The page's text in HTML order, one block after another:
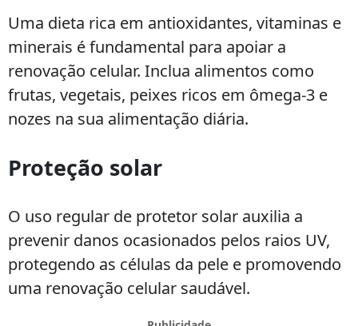
Uma dieta rica em antioxidantes, vitaminas e
minerais é fundamental para apoiar a
renovação celular. Inclua alimentos como
frutas, vegetais, peixes ricos em ômega-3 e
nozes na sua alimentação diária.
Proteção solar
O uso regular de protetor solar auxilia a
prevenir danos ocasionados pelos raios UV,
protegendo as células da pele e promovendo
uma renovação celular saudável.